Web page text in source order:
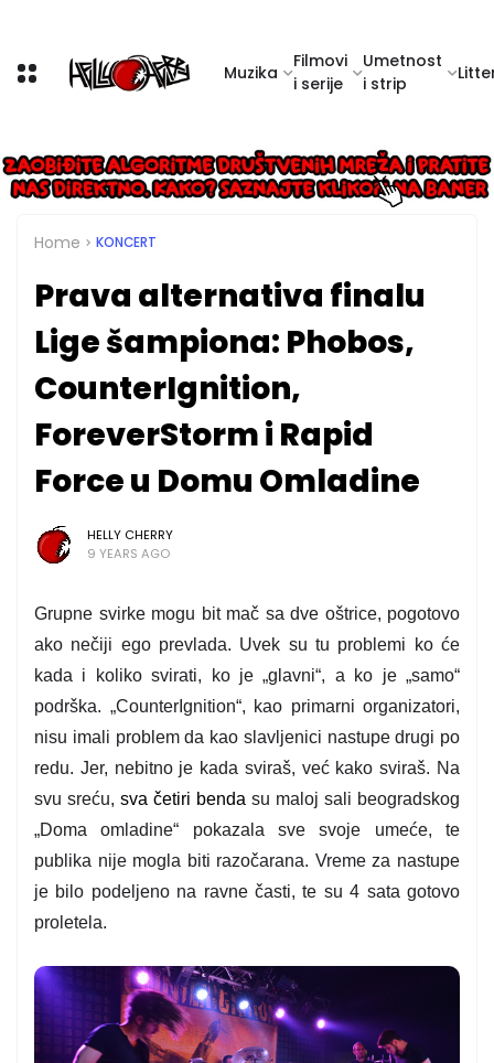
Muzika
Filmovi
i serije
Umetnost
i strip
Home KONCERT
Prava alternativa finalu
Lige šampiona: Phobos,
CounterIgnition,
ForeverStorm i Rapid
Force u Domu Omladine
HELLY CHERRY
9 YEARS AGO
Grupne svirke mogu bit mač sa dve oštrice, pogotovo
ako nečiji ego prevlada. Uvek su tu problemi ko će
kada i koliko svirati, ko je „glavni“, a ko je „samo“
podrška. „CounterIgnition“, kao primarni organizatori,
nisu imali problem da kao slavljenici nastupe drugi po
redu. Jer, nebitno je kada sviraš, već kako sviraš. Na
svu sreću, sva četiri benda su maloj sali beogradskog
„Doma omladine“ pokazala sve svoje umeće, te
publika nije mogla biti razočarana. Vreme za nastupe
je bilo podeljeno na ravne časti, te su 4 sata gotovo
proletela.